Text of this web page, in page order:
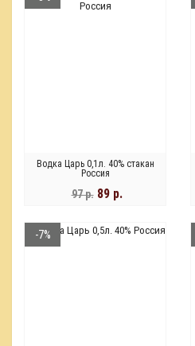
Водка Царь 0,1л. 40% стакан
Россия
97 р. 89 р.
-7%